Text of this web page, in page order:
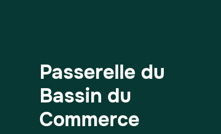
Passerelle du
Bassin du
Commerce